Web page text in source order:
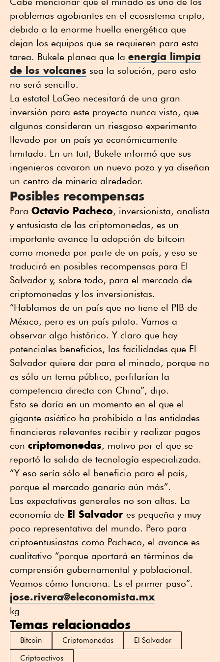
problemas agobiantes en el ecosistema cripto,
debido a la enorme huella energética que
dejan los equipos que se requieren para esta
tarea. Bukele planea que la energía limpia
de los volcanes sea la solución, pero esto
no será sencillo.
La estatal LaGeo necesitará de una gran
inversión para este proyecto nunca visto, que
algunos consideran un riesgoso experimento
llevado por un país ya económicamente
limitado. En un tuit, Bukele informó que sus
ingenieros cavaron un nuevo pozo y ya diseñan
un centro de minería alrededor.
Posibles recompensas
Para Octavio Pacheco, inversionista, analista
y entusiasta de las criptomonedas, es un
importante avance la adopción de bitcoin
como moneda por parte de un país, y eso se
traducirá en posibles recompensas para El
Salvador y, sobre todo, para el mercado de
criptomonedas y los inversionistas.
“Hablamos de un país que no tiene el PIB de
México, pero es un país piloto. Vamos a
observar algo histórico. Y claro que hay
potenciales beneficios, las facilidades que El
Salvador quiere dar para el minado, porque no
es sólo un tema público, perfilarían la
competencia directa con China”, dijo.
Esto se daría en un momento en el que el
gigante asiático ha prohibido a las entidades
financieras relevantes recibir y realizar pagos
con criptomonedas, motivo por el que se
reportó la salida de tecnología especializada.
“Y eso sería sólo el beneficio para el país,
porque el mercado ganaría aún más”.
Las expectativas generales no son altas. La
economía de El Salvador es pequeña y muy
poco representativa del mundo. Pero para
criptoentusiastas como Pacheco, el avance es
cualitativo “porque aportará en términos de
comprensión gubernamental y poblacional.
Veamos cómo funciona. Es el primer paso”.
jose.rivera@eleconomista.mx
kg
Temas relacionados
Bitcoin Criptomonedas
El Salvador
Criptoactivos